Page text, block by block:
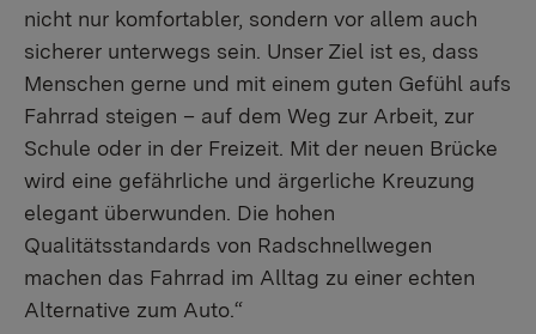
nicht nur komfortabler, sondern vor allem auch
sicherer unterwegs sein. Unser Ziel ist es, dass
Menschen gerne und mit einem guten Gefühl aufs
Fahrrad steigen – auf dem Weg zur Arbeit, zur
Schule oder in der Freizeit. Mit der neuen Brücke
wird eine gefährliche und ärgerliche Kreuzung
elegant überwunden. Die hohen
Qualitätsstandards von Radschnellwegen
machen das Fahrrad im Alltag zu einer echten
Alternative zum Auto.“